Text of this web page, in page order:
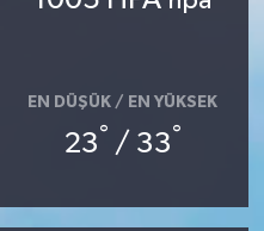
EN DÜŞÜK / EN YÜKSEK
23° / 33°